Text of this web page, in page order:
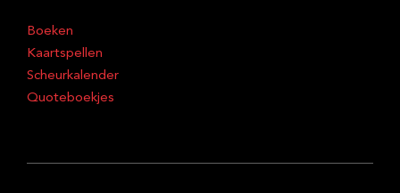
Boeken
Kaartspellen
Scheurkalender
Quoteboekjes